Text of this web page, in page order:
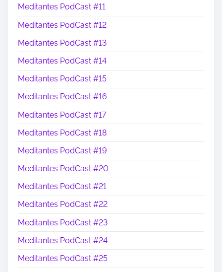
Meditantes PodCast #11
Meditantes PodCast #12
Meditantes PodCast #13
Meditantes PodCast #14
Meditantes PodCast #15
Meditantes PodCast #16
Meditantes PodCast #17
Meditantes PodCast #18
Meditantes PodCast #19
Meditantes PodCast #20
Meditantes PodCast #21
Meditantes PodCast #22
Meditantes PodCast #23
Meditantes PodCast #24
Meditantes PodCast #25